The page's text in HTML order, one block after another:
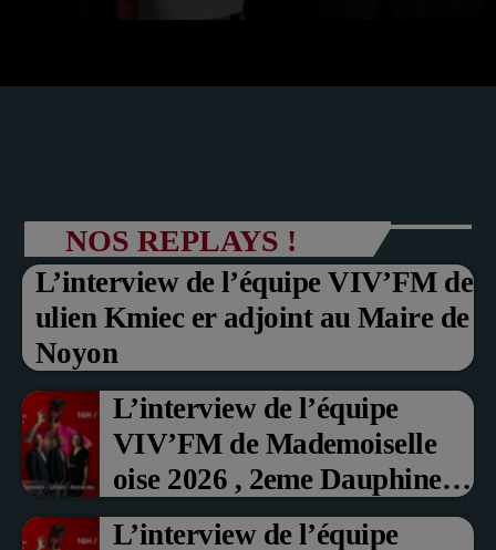
NOS REPLAYS !
L’interview de l’équipe VIV’FM de
ulien Kmiec er adjoint au Maire de
Noyon
L’interview de l’équipe
VIV’FM de Mademoiselle
oise 2026 , 2eme Dauphine et
Prix du Public , Marche aux
L’interview de l’équipe